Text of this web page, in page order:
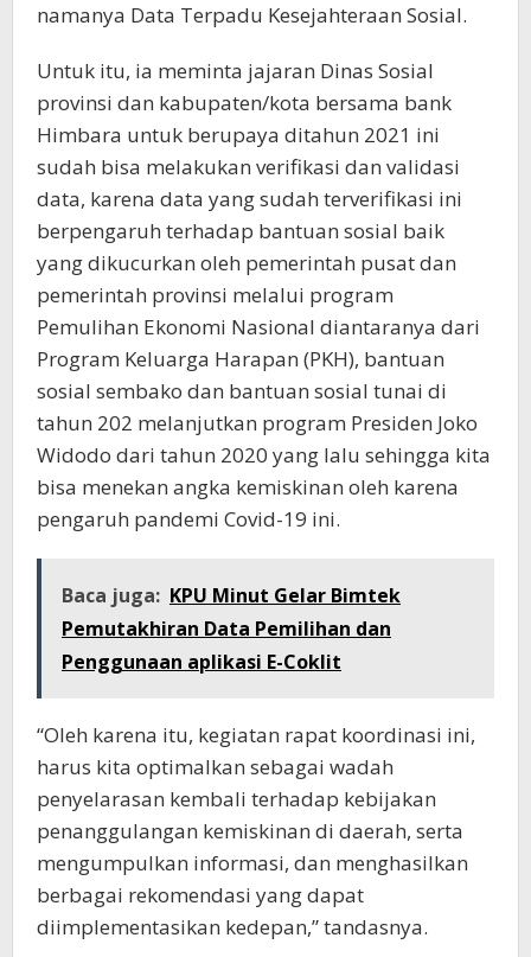
namanya Data Terpadu Kesejahteraan Sosial.
Untuk itu, ia meminta jajaran Dinas Sosial
provinsi dan kabupaten/kota bersama bank
Himbara untuk berupaya ditahun 2021 ini
sudah bisa melakukan verifikasi dan validasi
data, karena data yang sudah terverifikasi ini
berpengaruh terhadap bantuan sosial baik
yang dikucurkan oleh pemerintah pusat dan
pemerintah provinsi melalui program
Pemulihan Ekonomi Nasional diantaranya dari
Program Keluarga Harapan (PKH), bantuan
sosial sembako dan bantuan sosial tunai di
tahun 202 melanjutkan program Presiden Joko
Widodo dari tahun 2020 yang lalu sehingga kita
bisa menekan angka kemiskinan oleh karena
pengaruh pandemi Covid-19 ini.
Baca juga: KPU Minut Gelar Bimtek
Pemutakhiran Data Pemilihan dan
Penggunaan aplikasi E-Coklit
“Oleh karena itu, kegiatan rapat koordinasi ini,
harus kita optimalkan sebagai wadah
penyelarasan kembali terhadap kebijakan
penanggulangan kemiskinan di daerah, serta
mengumpulkan informasi, dan menghasilkan
berbagai rekomendasi yang dapat
diimplementasikan kedepan,” tandasnya.